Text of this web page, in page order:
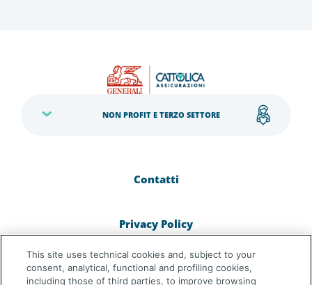
NON PROFIT E TERZO SETTORE
Contatti
Privacy Policy
Cookie Policy
This site uses technical cookies and, subject to your
consent, analytical, functional and profiling cookies,
including those of third parties, to improve browsing